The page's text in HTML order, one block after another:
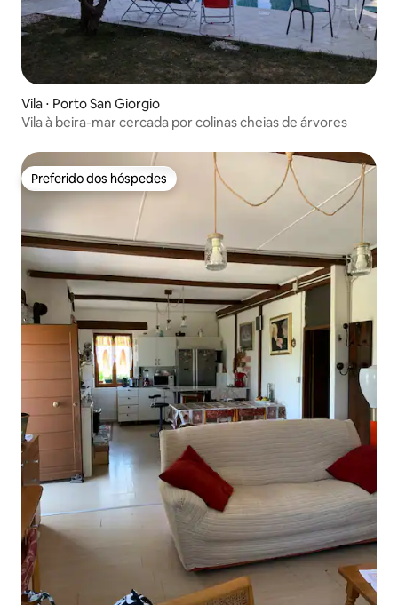
Vila ⋅ Porto San Giorgio
Vila à beira-mar cercada por colinas cheias de árvores
Preferido dos hóspedes
Preferido dos hóspedes